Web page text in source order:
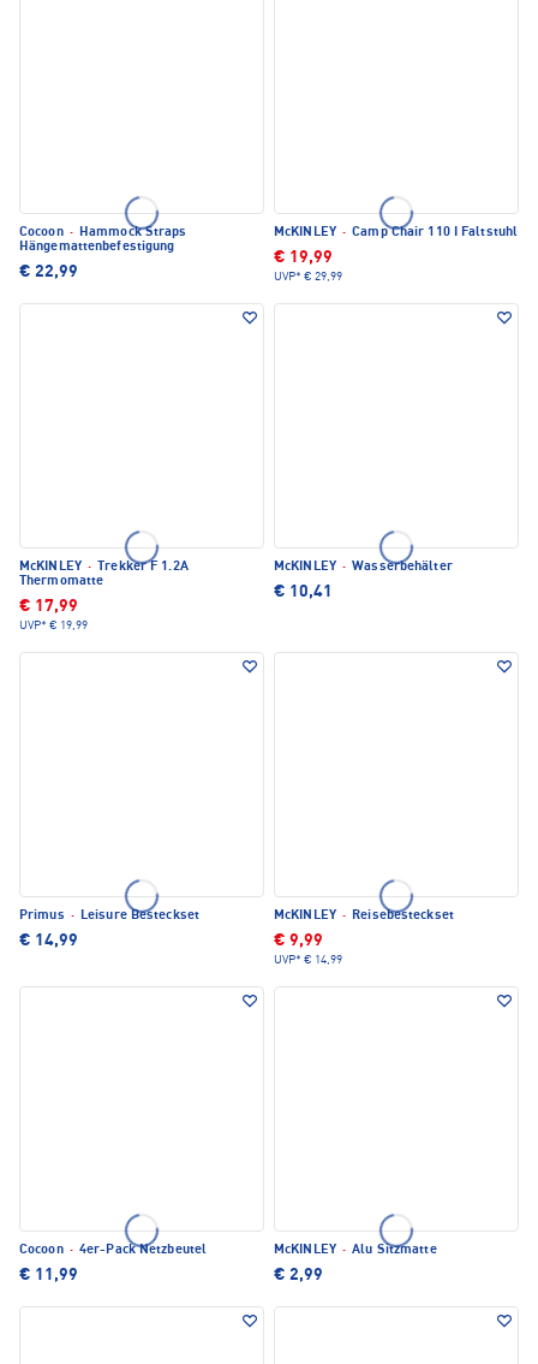
Cocoon · Hammock Straps
Hängemattenbefestigung
€ 22,99
McKINLEY · Camp Chair 110 I Faltstuhl
€ 19,99
UVP* € 29,99
McKINLEY ·
Trekker F 1.2A
Thermomatte
€ 17,99
UVP* € 19,99
McKINLEY · Wasserbehälter
€ 10,41
Primus · Leisure Besteckset
€ 14,99
McKINLEY · Reisebesteckset
€ 9,99
UVP* € 14,99
Cocoon · 4er-Pack Netzbeutel
€ 11,99
McKINLEY · Alu Sitzmatte
€ 2,99